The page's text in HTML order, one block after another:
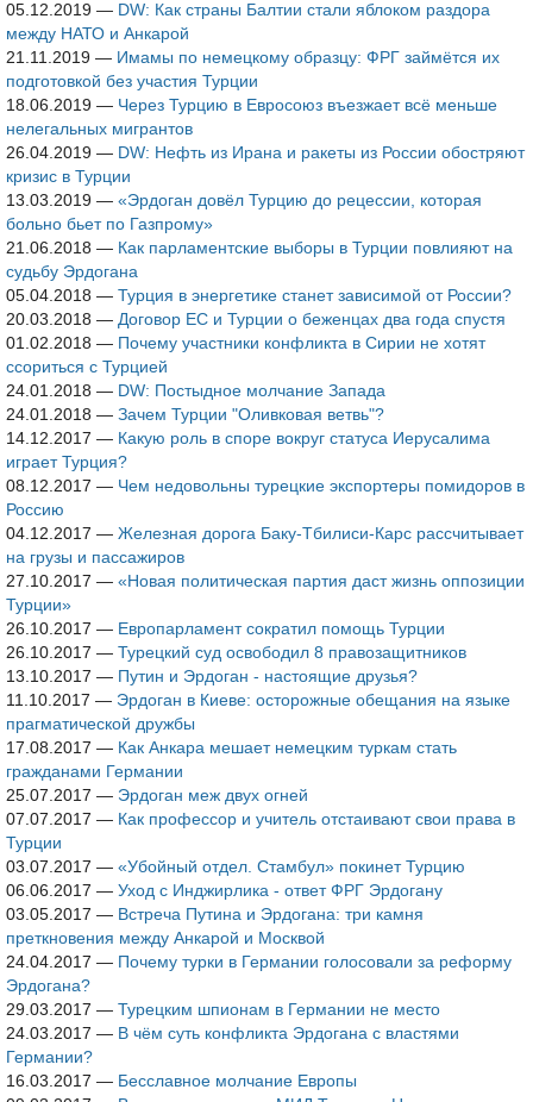
05.12.2019 — DW: Как страны Балтии стали яблоком раздора
между НАТО и Анкарой
21.11.2019 — Имамы по немецкому образцу: ФРГ займётся их
подготовкой без участия Турции
18.06.2019 — Через Турцию в Евросоюз въезжает всё меньше
нелегальных мигрантов
26.04.2019 — DW: Нефть из Ирана и ракеты из России обостряют
кризис в Турции
13.03.2019 — «Эрдоган довёл Турцию до рецессии, которая
больно бьет по Газпрому»
21.06.2018 — Как парламентские выборы в Турции повлияют на
судьбу Эрдогана
05.04.2018 — Турция в энергетике станет зависимой от России?
20.03.2018 — Договор ЕС и Турции о беженцах два года спустя
01.02.2018 — Почему участники конфликта в Сирии не хотят
ссориться с Турцией
24.01.2018 — DW: Постыдное молчание Запада
24.01.2018 — Зачем Турции "Оливковая ветвь"?
14.12.2017 — Какую роль в споре вокруг статуса Иерусалима
играет Турция?
08.12.2017 — Чем недовольны турецкие экспортеры помидоров в
Россию
04.12.2017 — Железная дорога Баку-Тбилиси-Карс рассчитывает
на грузы и пассажиров
27.10.2017 — «Новая политическая партия даст жизнь оппозиции
Турции»
26.10.2017 — Европарламент сократил помощь Турции
26.10.2017 — Турецкий суд освободил 8 правозащитников
13.10.2017 — Путин и Эрдоган - настоящие друзья?
11.10.2017 — Эрдоган в Киеве: осторожные обещания на языке
прагматической дружбы
17.08.2017 — Как Анкара мешает немецким туркам стать
гражданами Германии
25.07.2017 — Эрдоган меж двух огней
07.07.2017 — Как профессор и учитель отстаивают свои права в
Турции
03.07.2017 — «Убойный отдел. Стамбул» покинет Турцию
06.06.2017 — Уход с Инджирлика - ответ ФРГ Эрдогану
03.05.2017 — Встреча Путина и Эрдогана: три камня
преткновения между Анкарой и Москвой
24.04.2017 — Почему турки в Германии голосовали за реформу
Эрдогана?
29.03.2017 — Турецким шпионам в Германии не место
24.03.2017 — В чём суть конфликта Эрдогана с властями
Германии?
16.03.2017 — Бесславное молчание Европы